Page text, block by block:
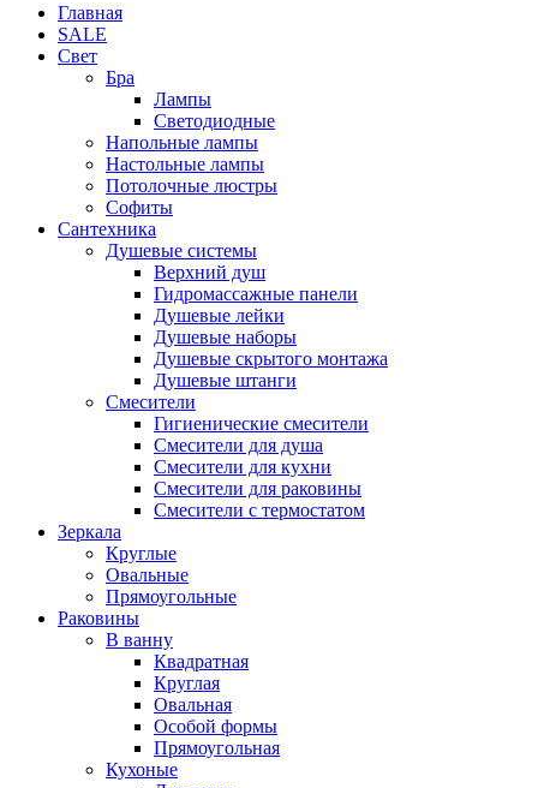
Главная
SALE
Свет
Бра
Лампы
Светодиодные
Напольные лампы
Настольные лампы
Потолочные люстры
Софиты
Сантехника
Душевые системы
Верхний душ
Гидромассажные панели
Душевые лейки
Душевые наборы
Душевые скрытого монтажа
Душевые штанги
Смесители
Гигиенические смесители
Смесители для душа
Смесители для кухни
Смесители для раковины
Смесители с термостатом
Зеркала
Круглые
Овальные
Прямоугольные
Раковины
В ванну
Квадратная
Круглая
Овальная
Особой формы
Прямоугольная
Кухоные